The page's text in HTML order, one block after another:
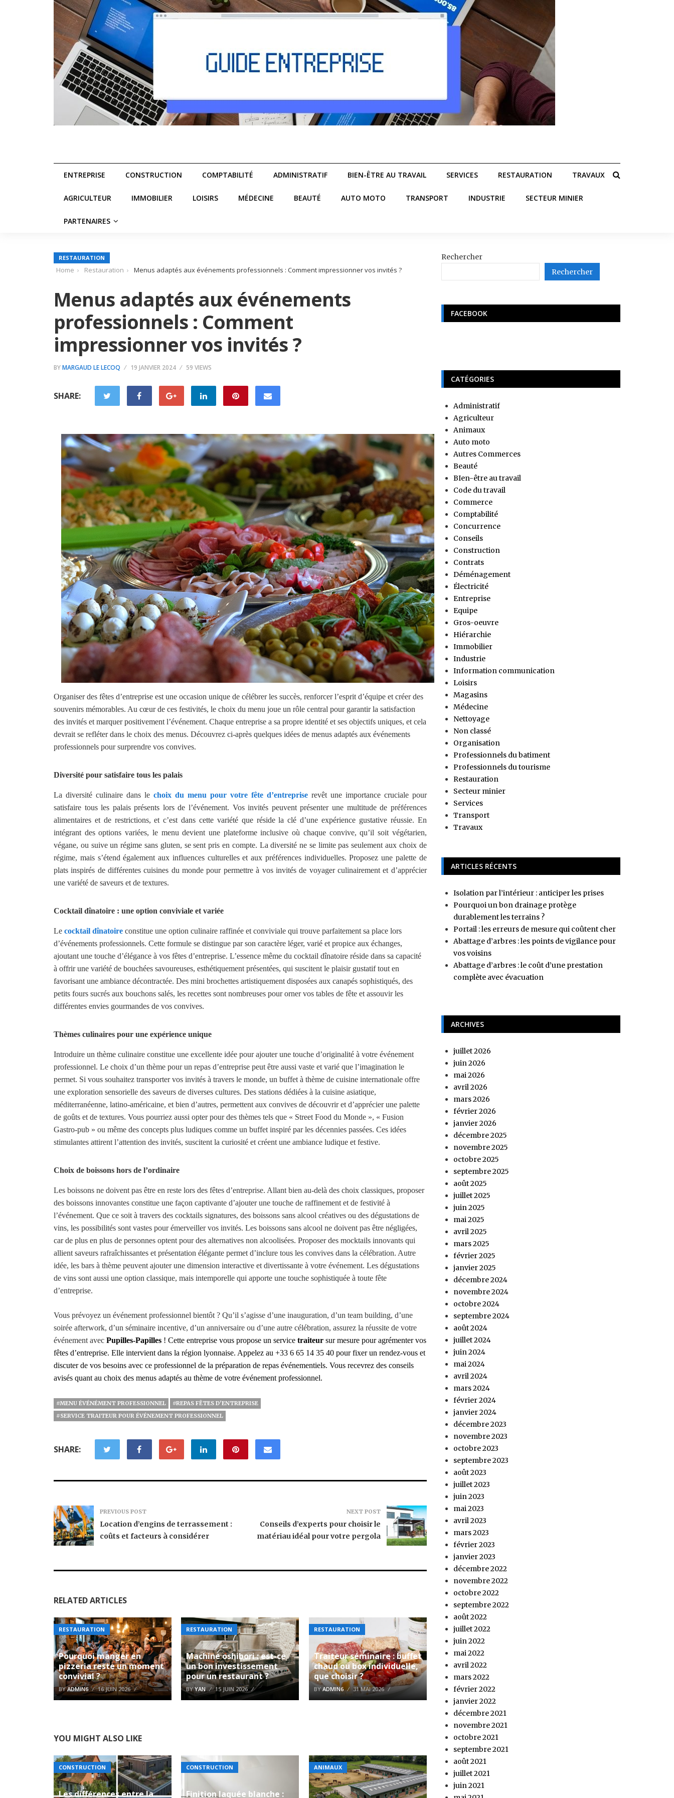
ENTREPRISE CONSTRUCTION COMPTABILITÉ ADMINISTRATIF BIEN-ÊTRE AU TRAVAIL SERVICES RESTAURATION TRAVAUX
AGRICULTEUR IMMOBILIER LOISIRS MÉDECINE BEAUTÉ AUTO MOTO TRANSPORT INDUSTRIE SECTEUR MINIER
PARTENAIRES
RESTAURATION
Home Restauration Menus adaptés aux événements professionnels : Comment impressionner vos invités ?
Menus adaptés aux événements
professionnels : Comment
impressionner vos invités ?
BYMARGAUD LE LECOQ 19 JANVIER 2024 59 VIEWS
SHARE:
Organiser des fêtes d’entreprise est une occasion unique de célébrer les succès, renforcer l’esprit d’équipe et créer des
souvenirs mémorables. Au cœur de ces festivités, le choix du menu joue un rôle central pour garantir la satisfaction
des invités et marquer positivement l’événement. Chaque entreprise a sa propre identité et ses objectifs uniques, et cela
devrait se refléter dans le choix des menus. Découvrez ci-après quelques idées de menus adaptés aux événements
professionnels pour surprendre vos convives.
Diversité pour satisfaire tous les palais
La diversité culinaire dans le choix du menu pour votre fêted’entrepriserevêt une importance cruciale pour
satisfaire tous les palais présents lors de l’événement. Vos invités peuvent présenter une multitude de préférences
alimentaires et de restrictions, et c’est dans cette variété que réside la clé d’une expérience gustative réussie. En
intégrant des options variées, le menu devient une plateforme inclusive où chaque convive, qu’il soit végétarien,
végane, ou suive un régime sans gluten, se sent pris en compte. La diversité ne se limite pas seulement aux choix de
régime, mais s’étend également aux influences culturelles et aux préférences individuelles. Proposez une palette de
plats inspirés de différentes cuisines du monde pour permettre à vos invités de voyager culinairement et d’apprécier
une variété de saveurs et de textures.
Cocktail dînatoire : une option conviviale et variée
Le cocktail dînatoire constitue une option culinaire raffinée et conviviale qui trouve parfaitement sa place lors
d’événements professionnels. Cette formule se distingue par son caractère léger, varié et propice aux échanges,
ajoutant une touche d’élégance à vos fêtes d’entreprise. L’essence même du cocktail dînatoire réside dans sa capacité
à offrir une variété de bouchées savoureuses, esthétiquement présentées, qui suscitent le plaisir gustatif tout en
favorisant une ambiance décontractée. Des mini brochettes artistiquement disposées aux canapés sophistiqués, des
petits fours sucrés aux bouchons salés, les recettes sont nombreuses pour orner vos tables de fête et assouvir les
différentes envies gourmandes de vos convives.
Thèmes culinaires pour une expérience unique
Introduire un thème culinaire constitue une excellente idée pour ajouter une touche d’originalité à votre événement
professionnel. Le choix d’un thème pour un repas d’entreprise peut être aussi vaste et varié que l’imagination le
permet. Si vous souhaitez transporter vos invités à travers le monde, un buffet à thème de cuisine internationale offre
une exploration sensorielle des saveurs de diverses cultures. Des stations dédiées à la cuisine asiatique,
méditerranéenne, latino-américaine, et bien d’autres, permettent aux convives de découvrir et d’apprécier une palette
de goûts et de textures. Vous pourriez aussi opter pour des thèmes tels que « Street Food du Monde », « Fusion
Gastro-pub » ou même des concepts plus ludiques comme un buffet inspiré par les décennies passées. Ces idées
stimulantes attirent l’attention des invités, suscitent la curiosité et créent une ambiance ludique et festive.
Choix de boissons hors de l’ordinaire
Les boissons ne doivent pas être en reste lors des fêtes d’entreprise. Allant bien au-delà des choix classiques, proposer
des boissons innovantes constitue une façon captivante d’ajouter une touche de raffinement et de festivité à
l’événement. Que ce soit à travers des cocktails signatures, des boissons sans alcool créatives ou des dégustations de
vins, les possibilités sont vastes pour émerveiller vos invités. Les boissons sans alcool ne doivent pas être négligées,
car de plus en plus de personnes optent pour des alternatives non alcoolisées. Proposer des mocktails innovants qui
allient saveurs rafraîchissantes et présentation élégante permet d’inclure tous les convives dans la célébration. Autre
idée, les bars à thème peuvent ajouter une dimension interactive et divertissante à votre événement. Les dégustations
de vins sont aussi une option classique, mais intemporelle qui apporte une touche sophistiquée à toute fête
d’entreprise.
Vous prévoyez un événement professionnel bientôt ? Qu’il s’agisse d’une inauguration, d’un team building, d’une
soirée afterwork, d’un séminaire incentive, d’un anniversaire ou d’une autre célébration, assurez la réussite de votre
événement avec Pupilles-Papilles ! Cette entreprise vous propose un service traiteur sur mesure pour agrémenter vos
fêtes d’entreprise. Elle intervient dans la région lyonnaise. Appelez au +33 6 65 14 35 40 pour fixer un rendez-vous et
discuter de vos besoins avec ce professionnel de la préparation de repas événementiels. Vous recevrez des conseils
avisés quant au choix des menus adaptés au thème de votre événement professionnel.
#MENU ÉVÉNÉMENT PROFESSIONNEL
#REPAS FÊTES D'ENTREPRISE
#SERVICE TRAITEUR POUR ÉVÉNEMENT PROFESSIONNEL
SHARE:
PREVIOUS POST
Location d’engins de terrassement :
coûts et facteurs à considérer
NEXT POST
Conseils d’experts pour choisir le
matériau idéal pour votre pergola
RELATED ARTICLES
RESTAURATION
Pourquoi manger en
pizzeria reste un moment
convivial ?
BYADMIN6 16 JUIN 2026
RESTAURATION
Machine oshibori : est-ce
un bon investissement
pour un restaurant ?
BYYAN 15 JUIN 2026
RESTAURATION
Traiteur séminaire : buffet
chaud ou box individuelle,
que choisir ?
BYADMIN6 31 MAI 2026
YOU MIGHT ALSO LIKE
CONSTRUCTION
Les différences entre la
CONSTRUCTION
Finition laquée blanche :
ANIMAUX
Rechercher
Rechercher
FACEBOOK
CATÉGORIES
Administratif
Agriculteur
Animaux
Auto moto
Autres Commerces
Beauté
BIen-être au travail
Code du travail
Commerce
Comptabilité
Concurrence
Conseils
Construction
Contrats
Déménagement
Électricité
Entreprise
Equipe
Gros-oeuvre
Hiérarchie
Immobilier
Industrie
Information communication
Loisirs
Magasins
Médecine
Nettoyage
Non classé
Organisation
Professionnels du batiment
Professionnels du tourisme
Restauration
Secteur minier
Services
Transport
Travaux
ARTICLES RÉCENTS
Isolation par l’intérieur : anticiper les prises
Pourquoi un bon drainage protège
durablement les terrains ?
Portail : les erreurs de mesure qui coûtent cher
Abattage d’arbres : les points de vigilance pour
vos voisins
Abattage d’arbres : le coût d’une prestation
complète avec évacuation
ARCHIVES
juillet 2026
juin 2026
mai 2026
avril 2026
mars 2026
février 2026
janvier 2026
décembre 2025
novembre 2025
octobre 2025
septembre 2025
août 2025
juillet 2025
juin 2025
mai 2025
avril 2025
mars 2025
février 2025
janvier 2025
décembre 2024
novembre 2024
octobre 2024
septembre 2024
août 2024
juillet 2024
juin 2024
mai 2024
avril 2024
mars 2024
février 2024
janvier 2024
décembre 2023
novembre 2023
octobre 2023
septembre 2023
août 2023
juillet 2023
juin 2023
mai 2023
avril 2023
mars 2023
février 2023
janvier 2023
décembre 2022
novembre 2022
octobre 2022
septembre 2022
août 2022
juillet 2022
juin 2022
mai 2022
avril 2022
mars 2022
février 2022
janvier 2022
décembre 2021
novembre 2021
octobre 2021
septembre 2021
août 2021
juillet 2021
juin 2021